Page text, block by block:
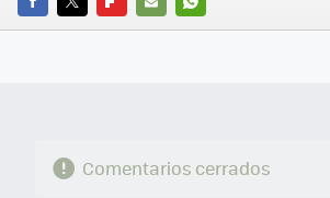
FACEBOOK
TWITTERFLIPBOARD
E-
WHATSAPP
Comentarios cerrados